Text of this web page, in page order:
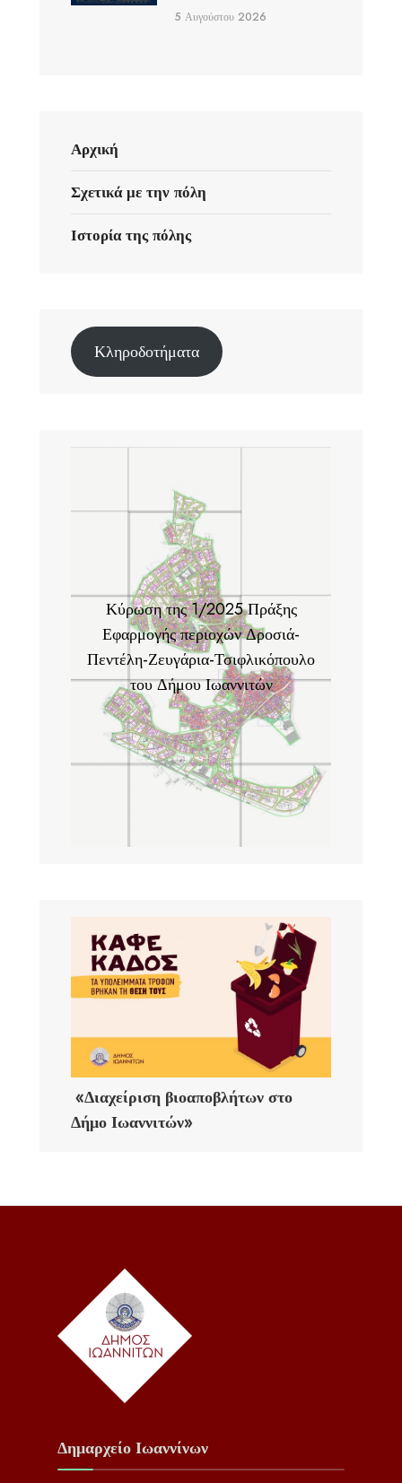
5 Αυγούστου 2026
Αρχική
Σχετικά με την πόλη
Ιστορία της πόλης
Κληροδοτήματα
Κύρωση της 1/2025 Πράξης
Εφαρμογής περιοχών Δροσιά-
Πεντέλη-Ζευγάρια-Τσιφλικόπουλο
του Δήμου Ιωαννιτών
«Διαχείριση βιοαποβλήτων στο
Δήμο Ιωαννιτών»
Δημαρχείο Ιωαννίνων